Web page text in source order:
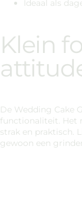
Ideaal als
Klein
De Wedding Cake
functionaliteit. Het
strak en praktisch.
gewoon een